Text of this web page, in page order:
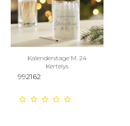
Kalenderstage M. 24
Kertelys
992162